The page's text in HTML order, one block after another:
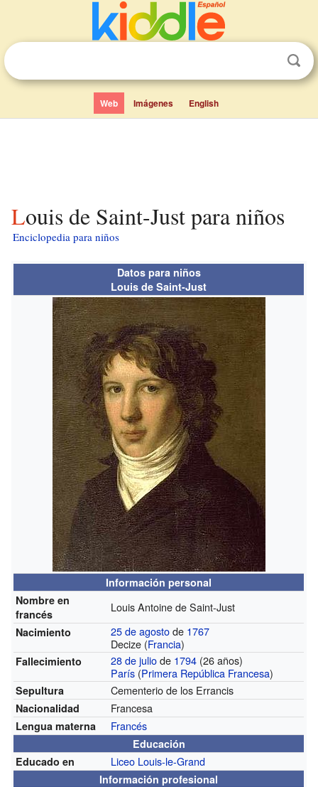
Web Imágenes English
Louis de Saint-Just para niños
Enciclopedia para niños
Datos para niños
Louis de Saint-Just
Información personal
Nombre en
francés
Louis Antoine de Saint-Just
Nacimiento 25 de agostode 1767
Decize (Francia)
Fallecimiento 28 de juliode 1794 (26 años)
París (Primera República Francesa)
Sepultura Cementerio de los Errancis
Nacionalidad Francesa
Lengua materna Francés
Educación
Educado en
Liceo Louis-le-Grand
Información profesional